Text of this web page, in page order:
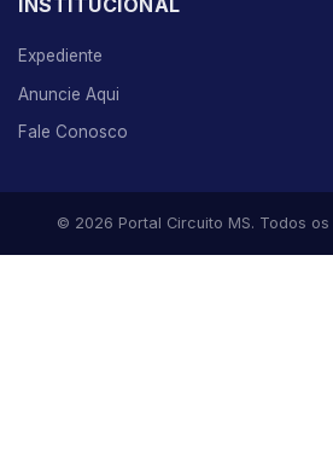
INSTITUCIONAL
Expediente
Anuncie Aqui
Fale Conosco
© 2026 Portal Circuito MS. Todos